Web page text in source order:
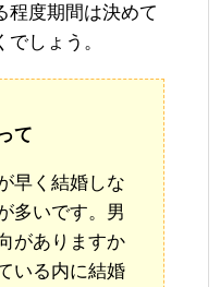
程度期間は決めて
しょう。
て
早く結婚しな
多いです。男
がありますか
いる内に結婚